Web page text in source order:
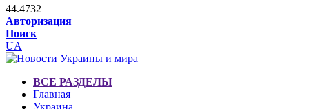
44.4732
Авторизация
Поиск
UA
ВСЕ РАЗДЕЛЫ
Главная
Украина